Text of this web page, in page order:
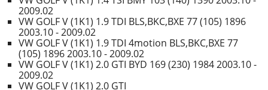
2009.02
VW GOLF V (1K1) 1.9 TDI BLS,BKC,BXE 77 (105) 1896
2003.10 - 2009.02
VW GOLF V (1K1) 1.9 TDI 4motion BLS,BKC,BXE 77
(105) 1896 2003.10 - 2009.02
VW GOLF V (1K1) 2.0 GTI BYD 169 (230) 1984 2003.10 -
2009.02
VW GOLF V (1K1) 2.0 GTI